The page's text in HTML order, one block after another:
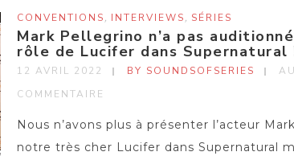
CONVENTIONS, INTERVIEWS, SÉRIES
Mark Pellegrino n’a pas
rôle de Lucifer dans Supernatural
12 AVRIL 2022 BY SOUNDSOFSERIES
COMMENTAIRE
Nous n’avons plus à présenter l’acteur
notre très cher Lucifer dans Supernatural